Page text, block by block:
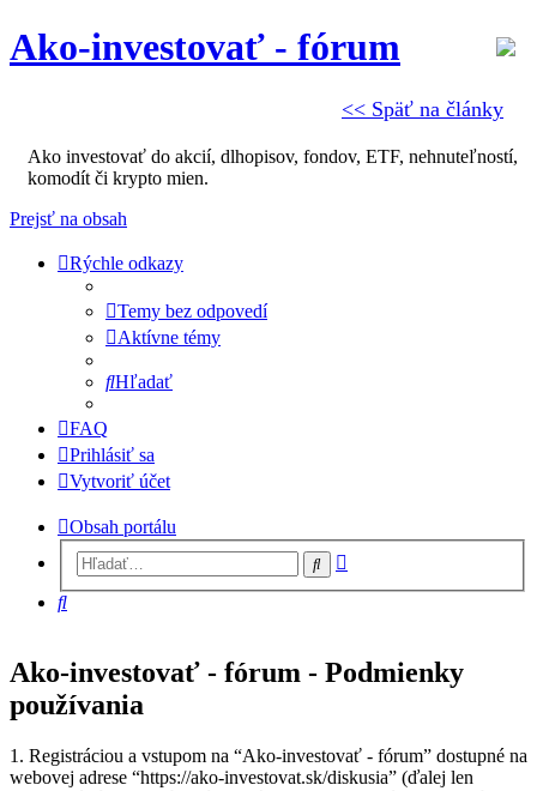
<< Späť na články
Ako-investovať - fórum
Ako investovať do akcií, dlhopisov, fondov, ETF, nehnuteľností,
komodít či krypto mien.
Prejsť na obsah
Rýchle odkazy
Temy bez odpovedí
Aktívne témy
Hľadať
FAQ
Prihlásiť sa
Vytvoriť účet
Obsah portálu
Hľadať
Hľadať
Ako-investovať - fórum - Podmienky
používania
1. Registráciou a vstupom na “Ako-investovať - fórum” dostupné na
webovej adrese “https://ako-investovat.sk/diskusia” (ďalej len